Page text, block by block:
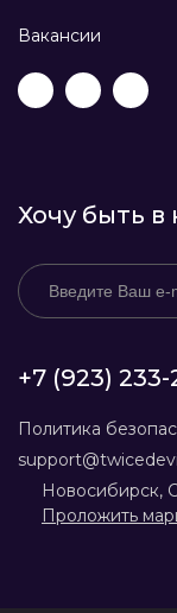
Вакансии
Хочу быть в
+7 (923) 233-
Политика
Новосибирск,
Проложить